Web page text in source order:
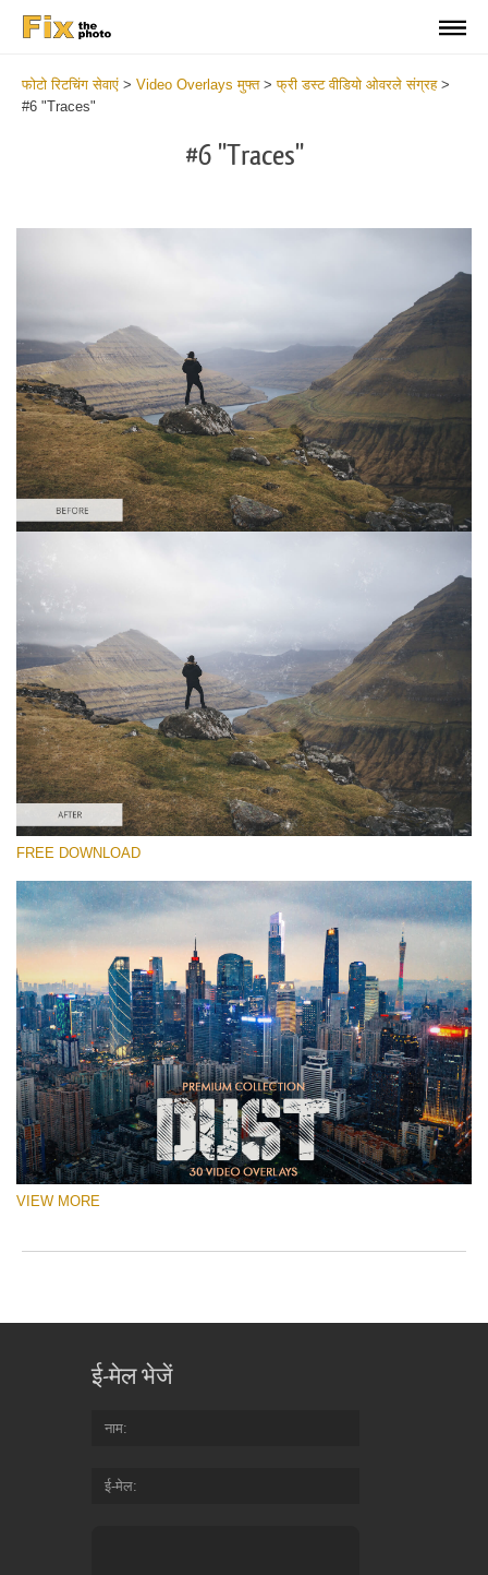
फोटो रिटचिंग सेवाएं > Video Overlays मुफ्त>फ्री डस्ट वीडियो ओवरले संग्रह>
#6 "Traces"
#6 "Traces"
कृपया चुने
Free Video Overlay #6
Dust Effect
मुफ्त डाउनलोड
FREE DOWNLOAD
VIEW MORE
ई-मेल भेजें
नाम
ई-मेल